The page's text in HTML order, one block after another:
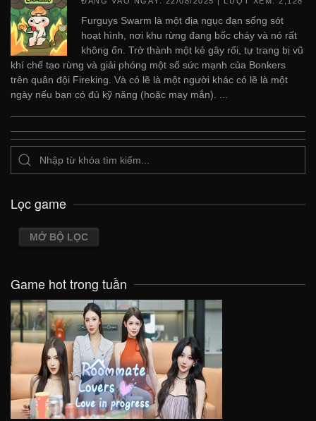
Furguys Swarm là một địa ngục đạn sống sót
hoạt hình, nơi khu rừng đang bốc cháy và nó rất
không ổn. Trở thành một kẻ gây rối, tự trang bị vũ
khí chế tạo rừng và giải phóng một số sức mạnh của Bonkers
trên quân đội Fireking. Và có lẽ là một người khác có lẽ là một
ngày nếu bạn có đủ kỹ năng (hoặc may mắn). ...
Lọc game
MỞ BỘ LỌC
Game hot trong tuần
VIEW